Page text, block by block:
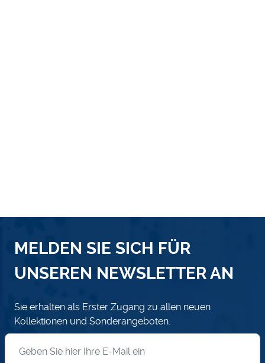
MELDEN SIE SICH FÜR
UNSEREN NEWSLETTER AN
Sie erhalten als Erster Zugang zu allen neuen
Kollektionen und Sonderangeboten.